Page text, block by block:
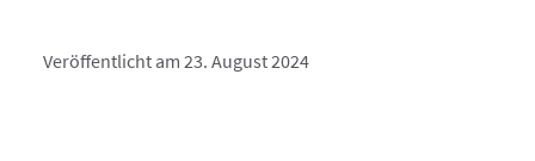
Veröffentlicht am 23. August 2024